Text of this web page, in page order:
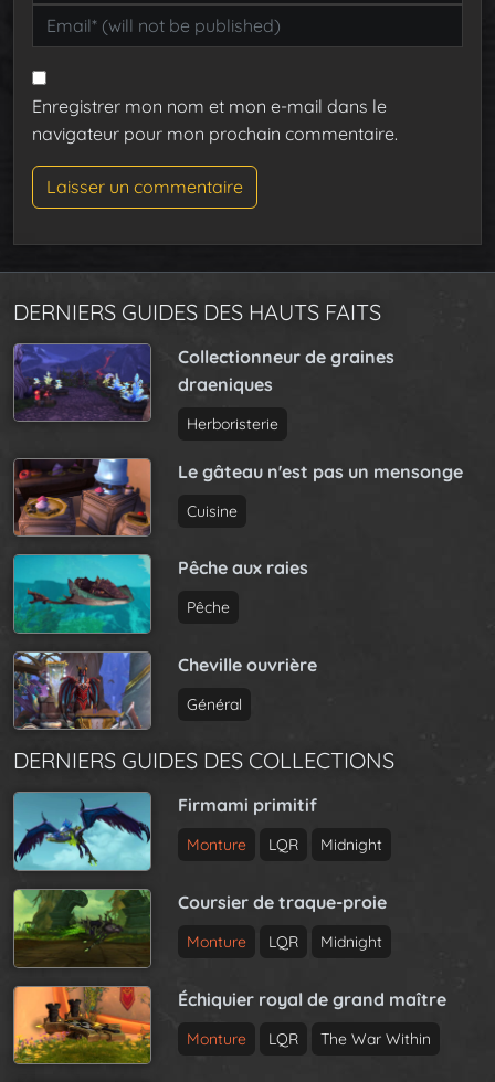
Enregistrer mon nom et mon e-mail dans le
navigateur pour mon prochain commentaire.
DERNIERS GUIDES DES HAUTS FAITS
Collectionneur de graines
draeniques
Herboristerie
Le gâteau n'est pas un mensonge
Cuisine
Pêche aux raies
Pêche
Cheville ouvrière
Général
DERNIERS GUIDES DES COLLECTIONS
Firmami primitif
Monture LQR Midnight
Coursier de traque-proie
Monture LQR Midnight
Échiquier royal de grand maître
Monture LQR The War Within